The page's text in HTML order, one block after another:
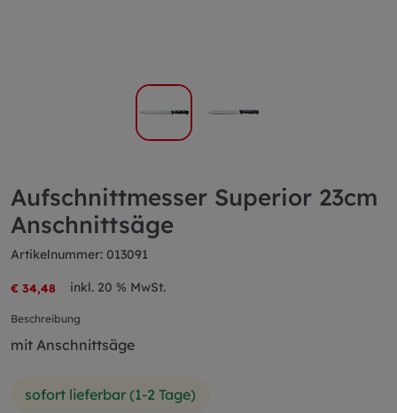
Aufschnittmesser Superior 23cm
Anschnittsäge
Artikelnummer: 013091
€ 34,48 inkl. 20 % MwSt.
Beschreibung
mit Anschnittsäge
sofort lieferbar (1-2 Tage)